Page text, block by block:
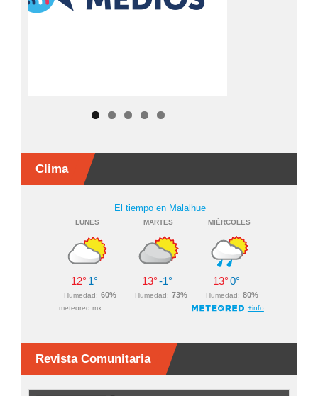
Clima
Revista Comunitaria